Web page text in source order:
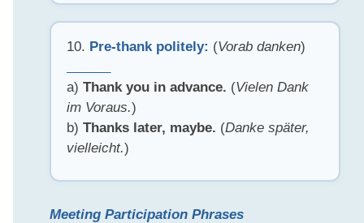
10. Pre-thank politely: (Vorab danken)
a)Thank you in advance. (Vielen Dank
im Voraus.)
b)Thanks later, maybe. (Danke später,
vielleicht.)
Meeting Participation Phrases